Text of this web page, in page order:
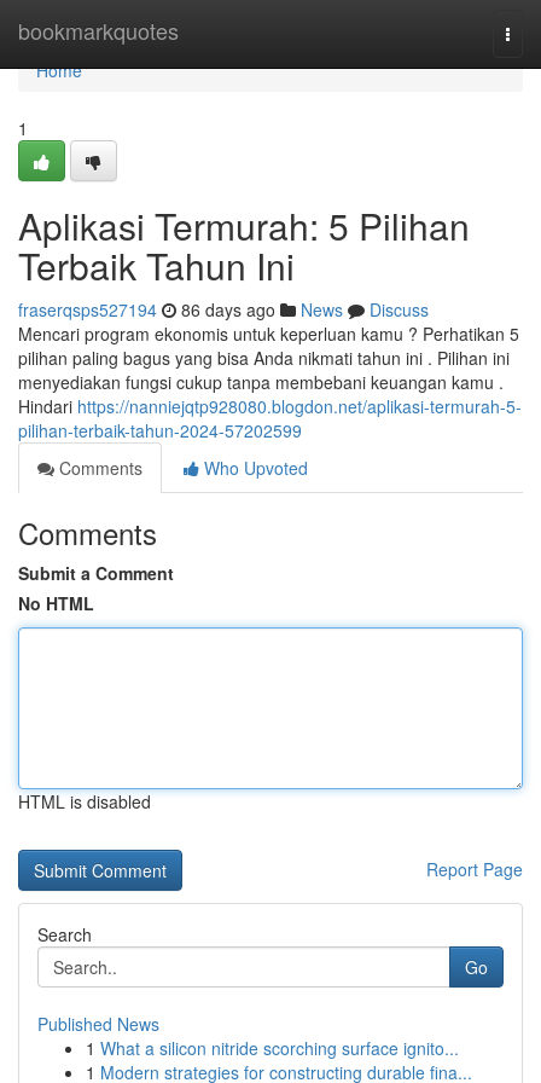
bookmarkquotes
Home
Home
1
Aplikasi Termurah: 5 Pilihan
Terbaik Tahun Ini
fraserqsps527194 86 days ago News
Discuss
Mencari program ekonomis untuk keperluan kamu ? Perhatikan 5
pilihan paling bagus yang bisa Anda nikmati tahun ini . Pilihan ini
menyediakan fungsi cukup tanpa membebani keuangan kamu .
Hindari https://nanniejqtp928080.blogdon.net/aplikasi-termurah-5-
pilihan-terbaik-tahun-2024-57202599
Comments
Who Upvoted
Comments
Submit a Comment
No HTML
HTML is disabled
Report Page
Search
Go
Published News
1 What a silicon nitride scorching surface ignito...
1 Modern strategies for constructing durable fina...